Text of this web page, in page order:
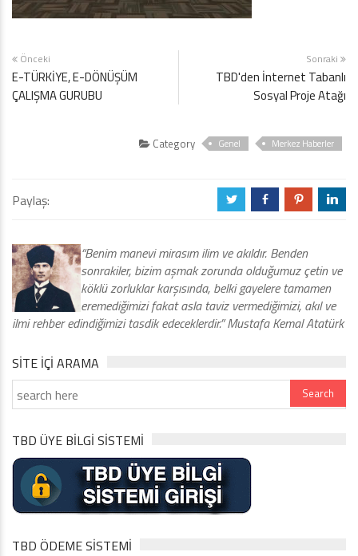
Önceki
E-TÜRKİYE, E-DÖNÜŞÜM
ÇALIŞMA GURUBU
Sonraki
TBD'den İnternet Tabanlı
Sosyal Proje Atağı
Category Genel Merkez Haberler
Paylaş: a b d j
“Benim manevi mirasım ilim ve akıldır. Benden
sonrakiler, bizim aşmak zorunda olduğumuz çetin ve
köklü zorluklar karşısında, belki gayelere tamamen
eremediğimizi fakat asla taviz vermediğimizi, akıl ve
ilmi rehber edindiğimizi tasdik edeceklerdir.” Mustafa Kemal Atatürk
SITE IÇI ARAMA
TBD ÜYE BİLGİ SİSTEMİ
TBD ÖDEME SİSTEMİ